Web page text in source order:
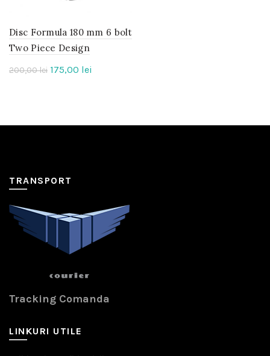
Disc Formula 180 mm 6 bolt
Two Piece Design
200,00lei Prețul
200,00 lei.
175,00 lei
TRANSPORT
Tracking Comanda
LINKURI UTILE